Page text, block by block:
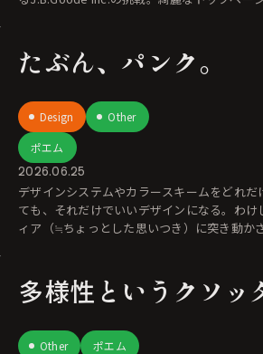
たぶん、パンク。
Design
Other
ポエム
2026.06.25
デザインシステムやカラースキームをどれ
ても、それだけでいいデザインになる。わ
ィア（≒ちょっとした思いつき）に突き動か
多様性というクソッ
Other ポエム